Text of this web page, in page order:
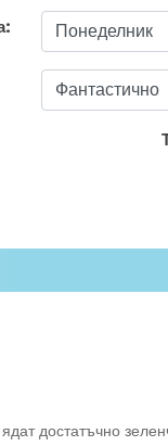
достатъчно